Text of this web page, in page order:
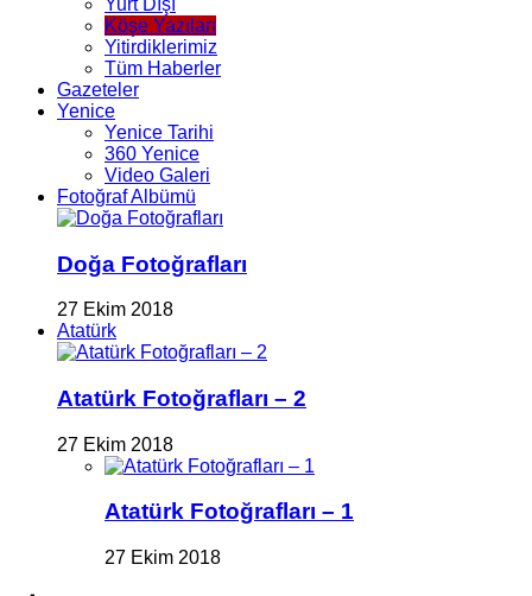
Köşe Yazıları
Yitirdiklerimiz
Tüm Haberler
Gazeteler
Yenice
Yenice Tarihi
360 Yenice
Video Galeri
Fotoğraf Albümü
Doğa Fotoğrafları
27 Ekim 2018
Atatürk
Atatürk Fotoğrafları – 2
27 Ekim 2018
Atatürk Fotoğrafları – 1
27 Ekim 2018